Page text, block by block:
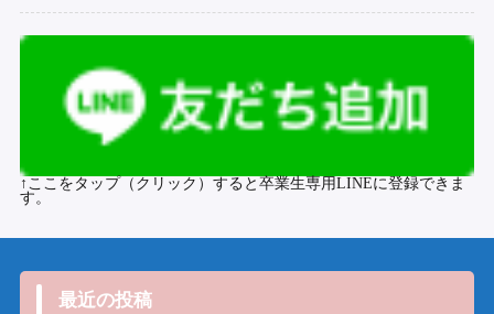
↑ここをタップ（クリック）すると卒業生専用LINEに登録できま
す。
最近の投稿